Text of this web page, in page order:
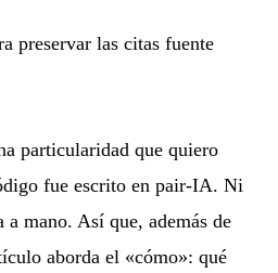
preservar las citas fuente
particularidad que quiero
fue escrito en pair-IA. Ni
a mano. Así que, además de
aborda el «cómo»: qué